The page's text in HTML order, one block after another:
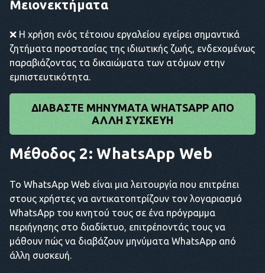
Μειονεκτήματα
❌ Η χρήση ενός τέτοιου εργαλείου εγείρει σημαντικά
ζητήματα προστασίας της ιδιωτικής ζωής, ενδεχομένως
παραβιάζοντας τα δικαιώματα των ατόμων στην
εμπιστευτικότητα.
ΔΙΑΒΆΣΤΕ ΜΗΝΎΜΑΤΑ WHATSAPP ΑΠΌ
ΆΛΛΗ ΣΥΣΚΕΥΉ
Μέθοδος 2: WhatsApp Web
Το WhatsApp Web είναι μια λειτουργία που επιτρέπει
στους χρήστες να αντικατοπτρίζουν τον λογαριασμό
WhatsApp του κινητού τους σε ένα πρόγραμμα
περιήγησης στο διαδίκτυο, επιτρέποντάς τους να
μάθουν πώς να διαβάζουν μηνύματα WhatsApp από
άλλη συσκευή.